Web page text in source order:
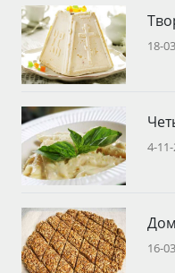
18-
4-
16-